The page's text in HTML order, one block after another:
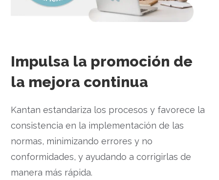
Impulsa la promoción de
la mejora continua
Kantan estandariza los procesos y favorece la
consistencia en la implementación de las
normas, minimizando errores y no
conformidades, y ayudando a corrigirlas de
manera más rápida.